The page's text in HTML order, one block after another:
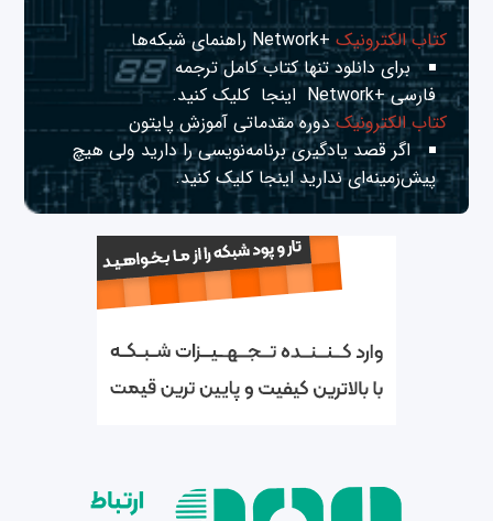
کتاب الکترونیک+Network راهنمای شبکه‌ها
برای دانلود تنها کتاب کامل ترجمه
فارسی +Network
اینجا کلیک کنید.
کتاب الکترونیکدوره مقدماتی آموزش پایتون
اگر قصد یادگیری برنامه‌نویسی را دارید ولی هیچ
پیش‌زمینه‌ای نداریداینجا کلیک کنید.